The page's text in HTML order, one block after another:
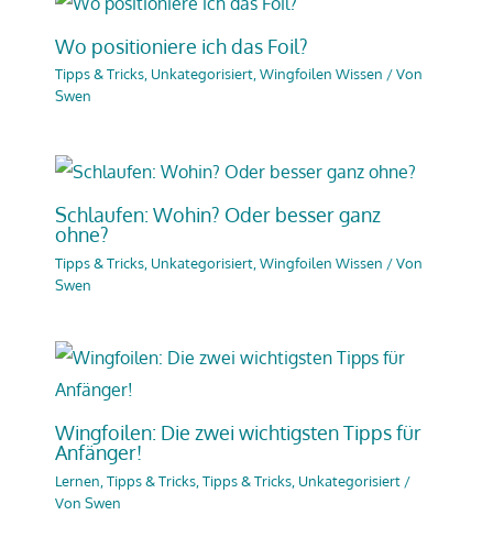
Wo positioniere ich das Foil?
Tipps & Tricks, Unkategorisiert,Wingfoilen Wissen / Von
Swen
Schlaufen: Wohin? Oder besser ganz
ohne?
Tipps & Tricks, Unkategorisiert, Wingfoilen Wissen / Von
Swen
Wingfoilen: Die zwei wichtigsten Tipps für
Anfänger!
Lernen, Tipps & Tricks, Tipps & Tricks, Unkategorisiert/
Von Swen